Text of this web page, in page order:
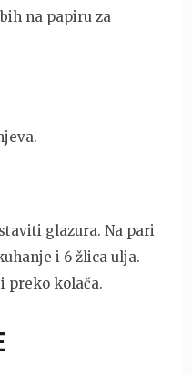
na papiru za
glazura. Na pari
i 6 žlica ulja.
preko kolača.